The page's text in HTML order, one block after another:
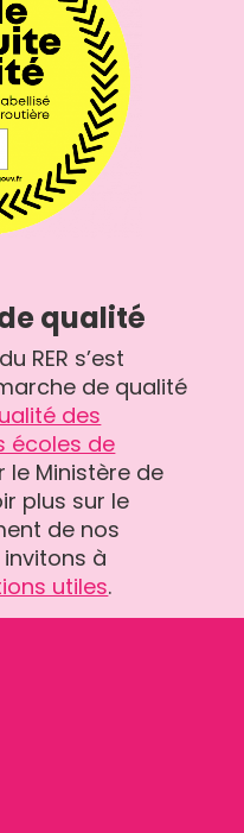
qualité
RER s’est
de qualité
des
écoles de
le Ministère de
plus sur le
de nos
à
utiles.